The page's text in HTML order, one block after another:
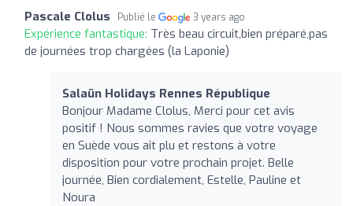
Pascale Clolus Publié le 3 years ago
Expérience fantastique: Très beau circuit,bien préparé,pas
de journées trop chargées (la Laponie)
Salaün Holidays Rennes République
Bonjour Madame Clolus, Merci pour cet avis
positif ! Nous sommes ravies que votre voyage
en Suède vous ait plu et restons à votre
disposition pour votre prochain projet. Belle
journée, Bien cordialement, Estelle, Pauline et
Noura